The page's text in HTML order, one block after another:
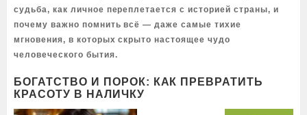
судьба, как личное переплетается с историей страны, и
почему важно помнить всё — даже самые тихие
мгновения, в которых скрыто настоящее чудо
человеческого бытия.
БОГАТСТВО И ПОРОК: КАК ПРЕВРАТИТЬ
КРАСОТУ В НАЛИЧКУ